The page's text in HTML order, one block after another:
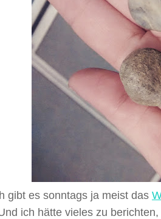
gibt es sonntags ja meist das
ich hätte vieles zu